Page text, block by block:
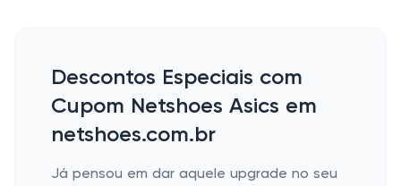
Descontos Especiais com
Cupom Netshoes Asics em
netshoes.com.br
Já pensou em dar aquele upgrade no seu